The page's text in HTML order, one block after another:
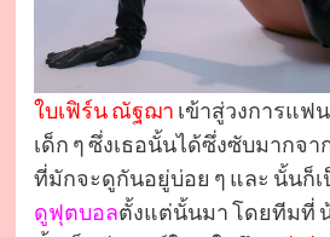
ใบเฟิร์น ณัฐฌา เข้าสู่วงการแฟ
เด็ก ๆ ซึ่งเธอนั้นได้ซึ่งซับมากจ
ที่มักจะดูกันอยู่บ่อย ๆ และ นั้นก็
ดูฟุตบอลตั้งแต่นั้นมา โดยทีมที่